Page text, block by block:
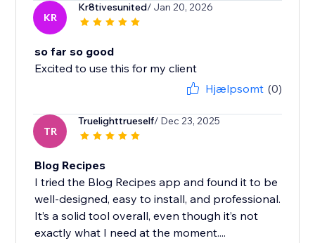
KR
Kr8tivesunited/ Jan 20, 2026
so far so good
Excited to use this for my client
Hjælpsomt (0)
TR
Truelighttrueself/ Dec 23, 2025
Blog Recipes
I tried the Blog Recipes app and found it to be
well‑designed, easy to install, and professional.
It’s a solid tool overall, even though it’s not
exactly what I need at the moment....